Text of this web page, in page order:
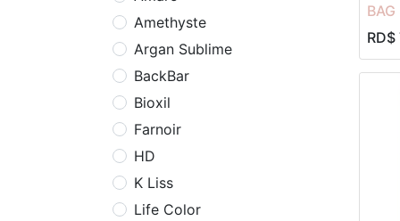
Amethyste
Argan Sublime
BackBar
Bioxil
Farnoir
HD
K Liss
Life Color
RD$